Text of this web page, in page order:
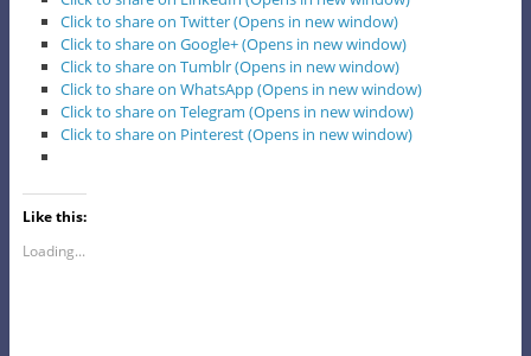
Click to share on Twitter (Opens in new window)
Click to share on Google+ (Opens in new window)
Click to share on Tumblr (Opens in new window)
Click to share on WhatsApp (Opens in new window)
Click to share on Telegram (Opens in new window)
Click to share on Pinterest (Opens in new window)
Like this:
Loading...